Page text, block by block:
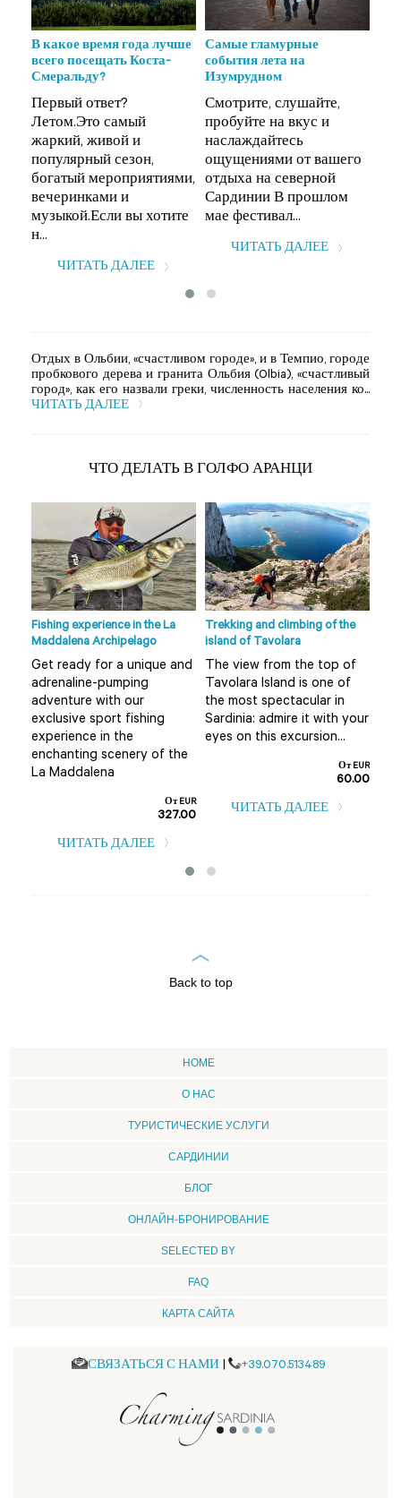
В какое время года лучше
всего посещать Коста-
Смеральду?
Первый ответ?
Летом.Это самый
жаркий, живой и
популярный сезон,
богатый мероприятиями,
вечеринками и
музыкой.Если вы хотите
н...
ЧИТАТЬ ДАЛЕЕ
Самые гламурные
события лета на
Изумрудном
Смотрите, слушайте,
пробуйте на вкус и
наслаждайтесь
ощущениями от вашего
отдыха на северной
Сардинии В прошлом
мае фестивал...
ЧИТАТЬ ДАЛЕЕ
Отдых в Ольбии, «счастливом городе», и в Темпио, городе
пробкового дерева и гранита Ольбия (Olbia), «счастливый
город», как его назвали греки, численность населения ко...
ЧИТАТЬ ДАЛЕЕ
ЧТО ДЕЛАТЬ В ГОЛФО АРАНЦИ
Fishing experience in the La
Maddalena Archipelago
Get ready for a unique and
adrenaline-pumping
adventure with our
exclusive sport fishing
experience in the
enchanting scenery of the
La Maddalena
От EUR
327.00
ЧИТАТЬ ДАЛЕЕ
Trekking and climbing of the
island of Tavolara
The view from the top of
Tavolara Island is one of
the most spectacular in
Sardinia: admire it with your
eyes on this excursion...
От EUR
60.00
ЧИТАТЬ ДАЛЕЕ
Back to top
HOME
О НАС
ТУРИСТИЧЕСКИЕ УСЛУГИ
CАРДИНИИ
БЛОГ
ОНЛАЙН-БРОНИРОВАНИЕ
SELECTED BY
FAQ
КАРТА САЙТА
СВЯЗАТЬСЯ С НАМИ +39.070.513489